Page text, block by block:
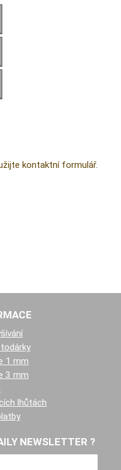
kontaktní formulář.
1 mm
3 mm
lhůtách
NEWSLETTER ?